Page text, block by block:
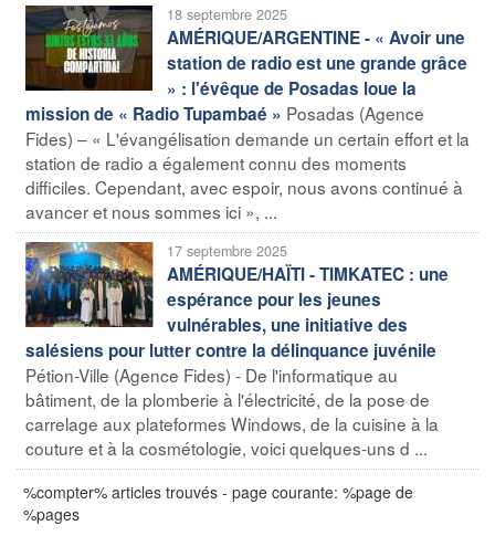
18 septembre 2025
AMÉRIQUE/ARGENTINE - « Avoir une
station de radio est une grande grâce
» : l'évêque de Posadas loue la
mission de « Radio Tupambaé » Posadas (Agence
Fides) – « L'évangélisation demande un certain effort et la
station de radio a également connu des moments
difficiles. Cependant, avec espoir, nous avons continué à
avancer et nous sommes ici », ...
17 septembre 2025
AMÉRIQUE/HAÏTI - TIMKATEC : une
espérance pour les jeunes
vulnérables, une initiative des
salésiens pour lutter contre la délinquance juvénile
Pétion-Ville (Agence Fides) - De l'informatique au
bâtiment, de la plomberie à l'électricité, de la pose de
carrelage aux plateformes Windows, de la cuisine à la
couture et à la cosmétologie, voici quelques-uns d ...
%compter% articles trouvés - page courante: %page de
%pages